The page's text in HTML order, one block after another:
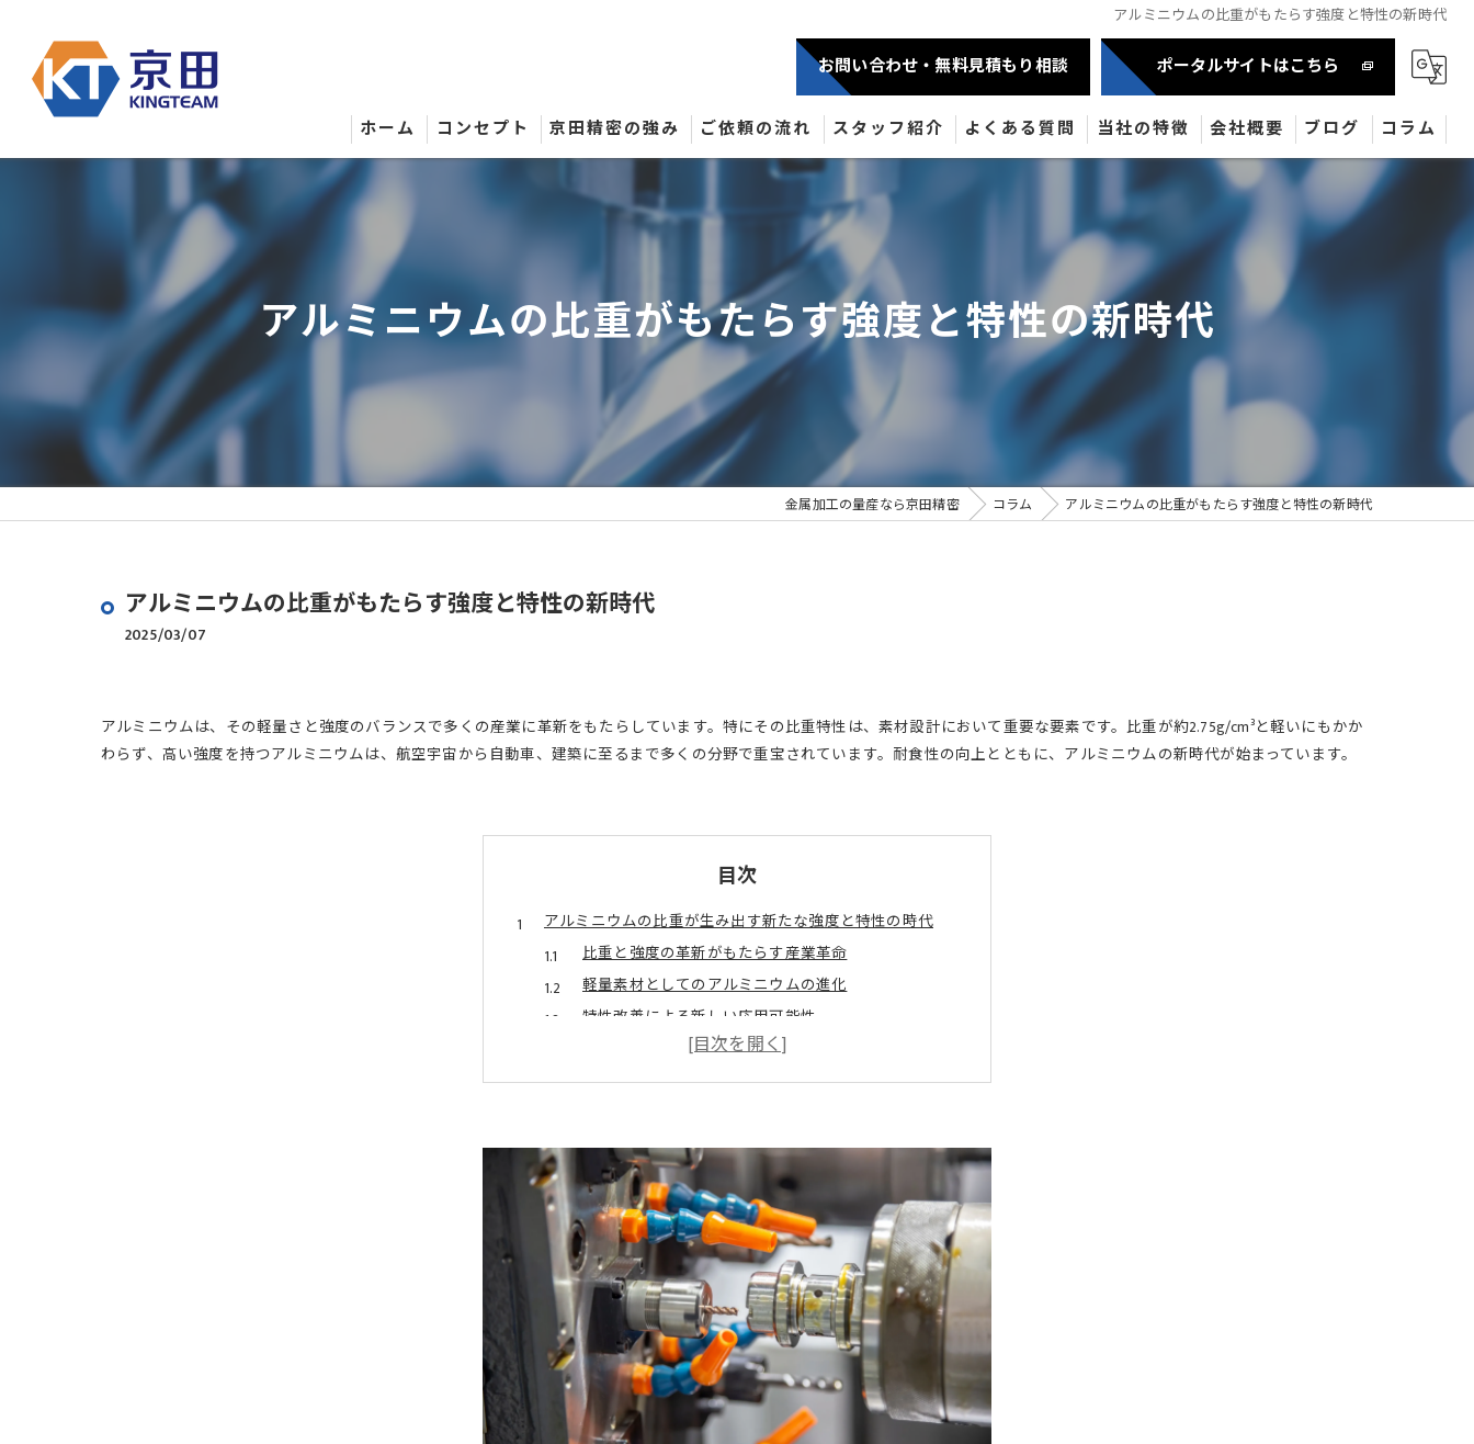
アルミニウムの比重がもたらす強度と特性の新時代
お問い合わせ・無料見積もり相談 ポータルサイトはこちら
ホーム コンセプト 京田精密の強み ご依頼の流れ スタッフ紹介 よくある質問 当社の特徴
半導体
産業機械部品
油圧機器
医療機器
会社概要 ブログ コラム
アルミニウムの比重がもたらす強度と特性の新時代
金属加工の量産なら京田精密 コラム アルミニウムの比重がもたらす強度と特性の新時代
アルミニウムの比重がもたらす強度と特性の新時代
2025/03/07
アルミニウムは、その軽量さと強度のバランスで多くの産業に革新をもたらしています。特にその比重特性は、素材設計において重要な要素です。比重が約2.75g/cm³と軽いにもかか
わらず、高い強度を持つアルミニウムは、航空宇宙から自動車、建築に至るまで多くの分野で重宝されています。耐食性の向上とともに、アルミニウムの新時代が始まっています。
目次
アルミニウムの比重が生み出す新たな強度と特性の時代
比重と強度の革新がもたらす産業革命
軽量素材としてのアルミニウムの進化
特性改善による新しい応用可能性
比重特性が変える製品設計の未来
高強度アルミニウムの持続可能性への貢献
比重が軽いアルミニウムが航空宇宙産業で果たす役割
航空機設計における比重の重要性
軽量化がもたらす燃費効率と環境負荷軽減
アルミニウム合金の革新による性能向上
宇宙開発におけるアルミニウムの特性と応用
耐久性と軽量性の両立で進化する航空技術
比重が変える未来の航空宇宙産業
高強度を誇るアルミニウムの特性とその応用範囲
特性を活かした多様な製品開発
アルミニウムの強度が支える建築構造